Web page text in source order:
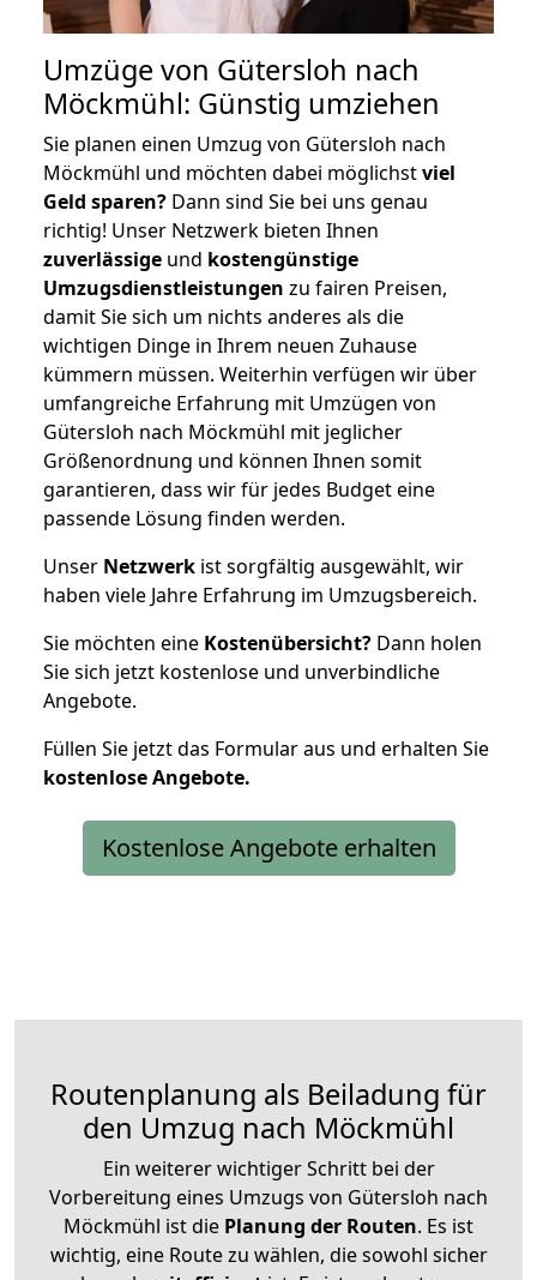
Umzüge von Gütersloh nach
Möckmühl: Günstig umziehen
Sie planen einen Umzug von Gütersloh nach
Möckmühl und möchten dabei möglichstviel
Geld sparen? Dann sind Sie bei uns genau
richtig! Unser Netzwerk bieten Ihnen
zuverlässige und kostengünstige
Umzugsdienstleistungen zu fairen Preisen,
damit Sie sich um nichts anderes als die
wichtigen Dinge in Ihrem neuen Zuhause
kümmern müssen. Weiterhin verfügen wir über
umfangreiche Erfahrung mit Umzügen von
Gütersloh nach Möckmühl mit jeglicher
Größenordnung und können Ihnen somit
garantieren, dass wir für jedes Budget eine
passende Lösung finden werden.
Unser Netzwerk ist sorgfältig ausgewählt, wir
haben viele Jahre Erfahrung im Umzugsbereich.
Sie möchten eine Kostenübersicht? Dann holen
Sie sich jetzt kostenlose und unverbindliche
Angebote.
Füllen Sie jetzt das Formular aus und erhalten Sie
kostenloseAngebote.
Kostenlose Angebote erhalten
Routenplanung als Beiladung für
den Umzug nach Möckmühl
Ein weiterer wichtiger Schritt bei der
Vorbereitung eines Umzugs von Gütersloh nach
Möckmühl ist die Planung der Routen. Es ist
wichtig, eine Route zu wählen, die sowohl sicher